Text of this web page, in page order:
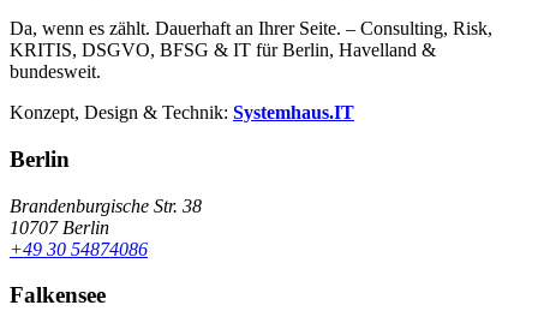
Da, wenn es zählt. Dauerhaft an Ihrer Seite. – Consulting, Risk,
KRITIS, DSGVO, BFSG & IT für Berlin, Havelland &
bundesweit.
Konzept, Design & Technik: Systemhaus.IT
Berlin
Brandenburgische Str. 38
10707 Berlin
+49 30 54874086
Falkensee